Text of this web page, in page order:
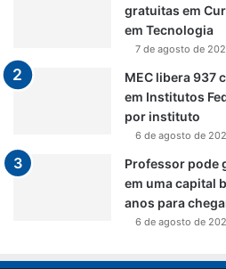
gratuitas em
em Tecnologia
7 de agosto de
MEC libera 937
em Institutos
por instituto
6 de agosto de
Professor pode
em uma capital
anos para
6 de agosto de